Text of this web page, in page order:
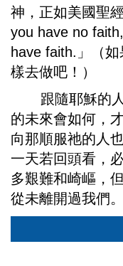
神，正如美國聖
you have no
have faith.」（
樣去做吧！）
跟隨耶穌的人
的未來會如何，
向那順服祂的人
一天若回頭看，
多艱難和崎嶇，
從未離開過我們。